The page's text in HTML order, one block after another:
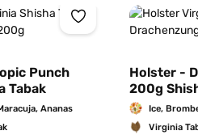
Bewertung von 5 von 5 Sternen
Punch
Tabak
Ananas
Holster -
200g
Ice,
Virginia